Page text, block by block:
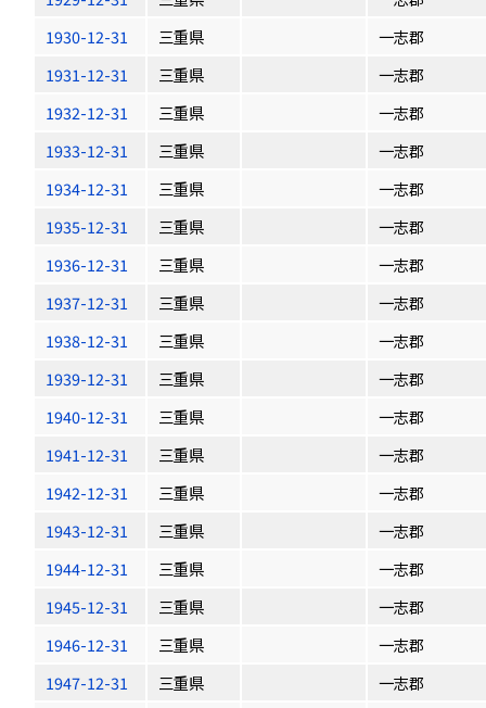
1930-12-31
三重県
一志郡
1931-12-31
三重県
一志郡
1932-12-31
三重県
一志郡
1933-12-31
三重県
一志郡
1934-12-31
三重県
一志郡
1935-12-31
三重県
一志郡
1936-12-31
三重県
一志郡
1937-12-31
三重県
一志郡
1938-12-31
三重県
一志郡
1939-12-31
三重県
一志郡
1940-12-31
三重県
一志郡
1941-12-31
三重県
一志郡
1942-12-31
三重県
一志郡
1943-12-31
三重県
一志郡
1944-12-31
三重県
一志郡
1945-12-31
三重県
一志郡
1946-12-31
三重県
一志郡
1947-12-31
三重県
一志郡